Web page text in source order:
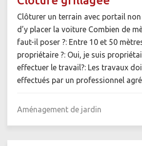
Clôturer un terrain avec portail
d’y placer la voiture Combien de
faut-il poser ?: Entre 10 et 50
propriétaire ?: Oui, je suis
effectuer le travail?: Les travaux
effectués par un professionnel
Aménagement de jardin